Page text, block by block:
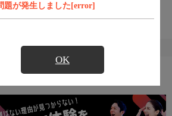
題が発生しました[error]
OK
すめ番組
報